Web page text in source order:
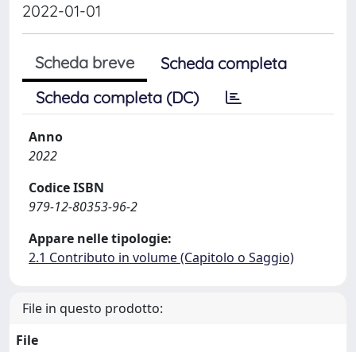
2022-01-01
Scheda breve
Scheda completa
Scheda completa (DC)
Anno
2022
Codice ISBN
979-12-80353-96-2
Appare nelle tipologie:
2.1 Contributo in volume (Capitolo o Saggio)
File in questo prodotto:
File